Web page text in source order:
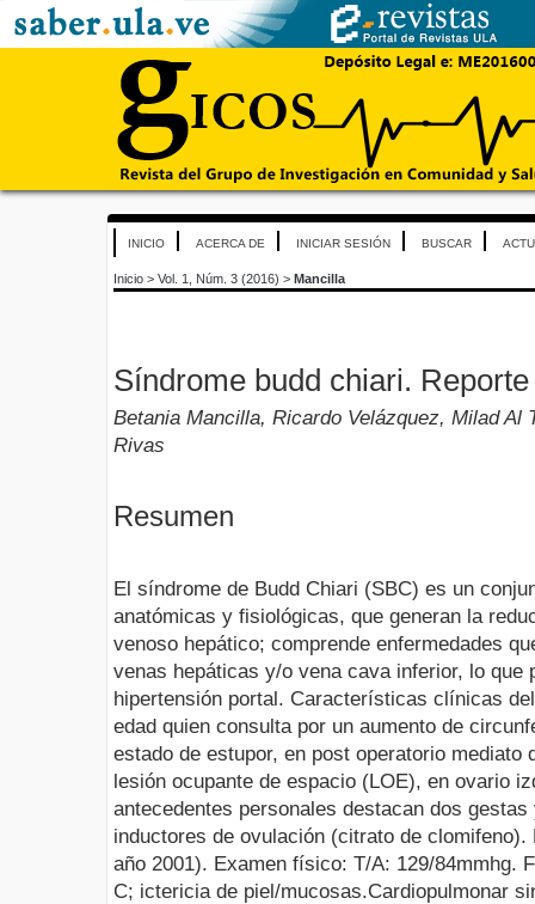
INICIO ACERCA DE INICIAR SESIÓN BUSCAR
Inicio > Vol. 1, Núm. 3 (2016) > Mancilla
Síndrome budd chiari.
Betania Mancilla, Ricardo Velázquez, Milad Al
Rivas
Resumen
El síndrome de Budd Chiari (SBC) es un
anatómicas y fisiológicas, que generan la
venoso hepático; comprende enfermedades
venas hepáticas y/o vena cava inferior, lo que
hipertensión portal. Características clínicas
edad quien consulta por un aumento de
estado de estupor, en post operatorio mediato
lesión ocupante de espacio (LOE), en ovario
antecedentes personales destacan dos
inductores de ovulación (citrato de
año 2001). Examen físico: T/A: 129/84mmhg.
C; ictericia de piel/mucosas.Cardiopulmonar